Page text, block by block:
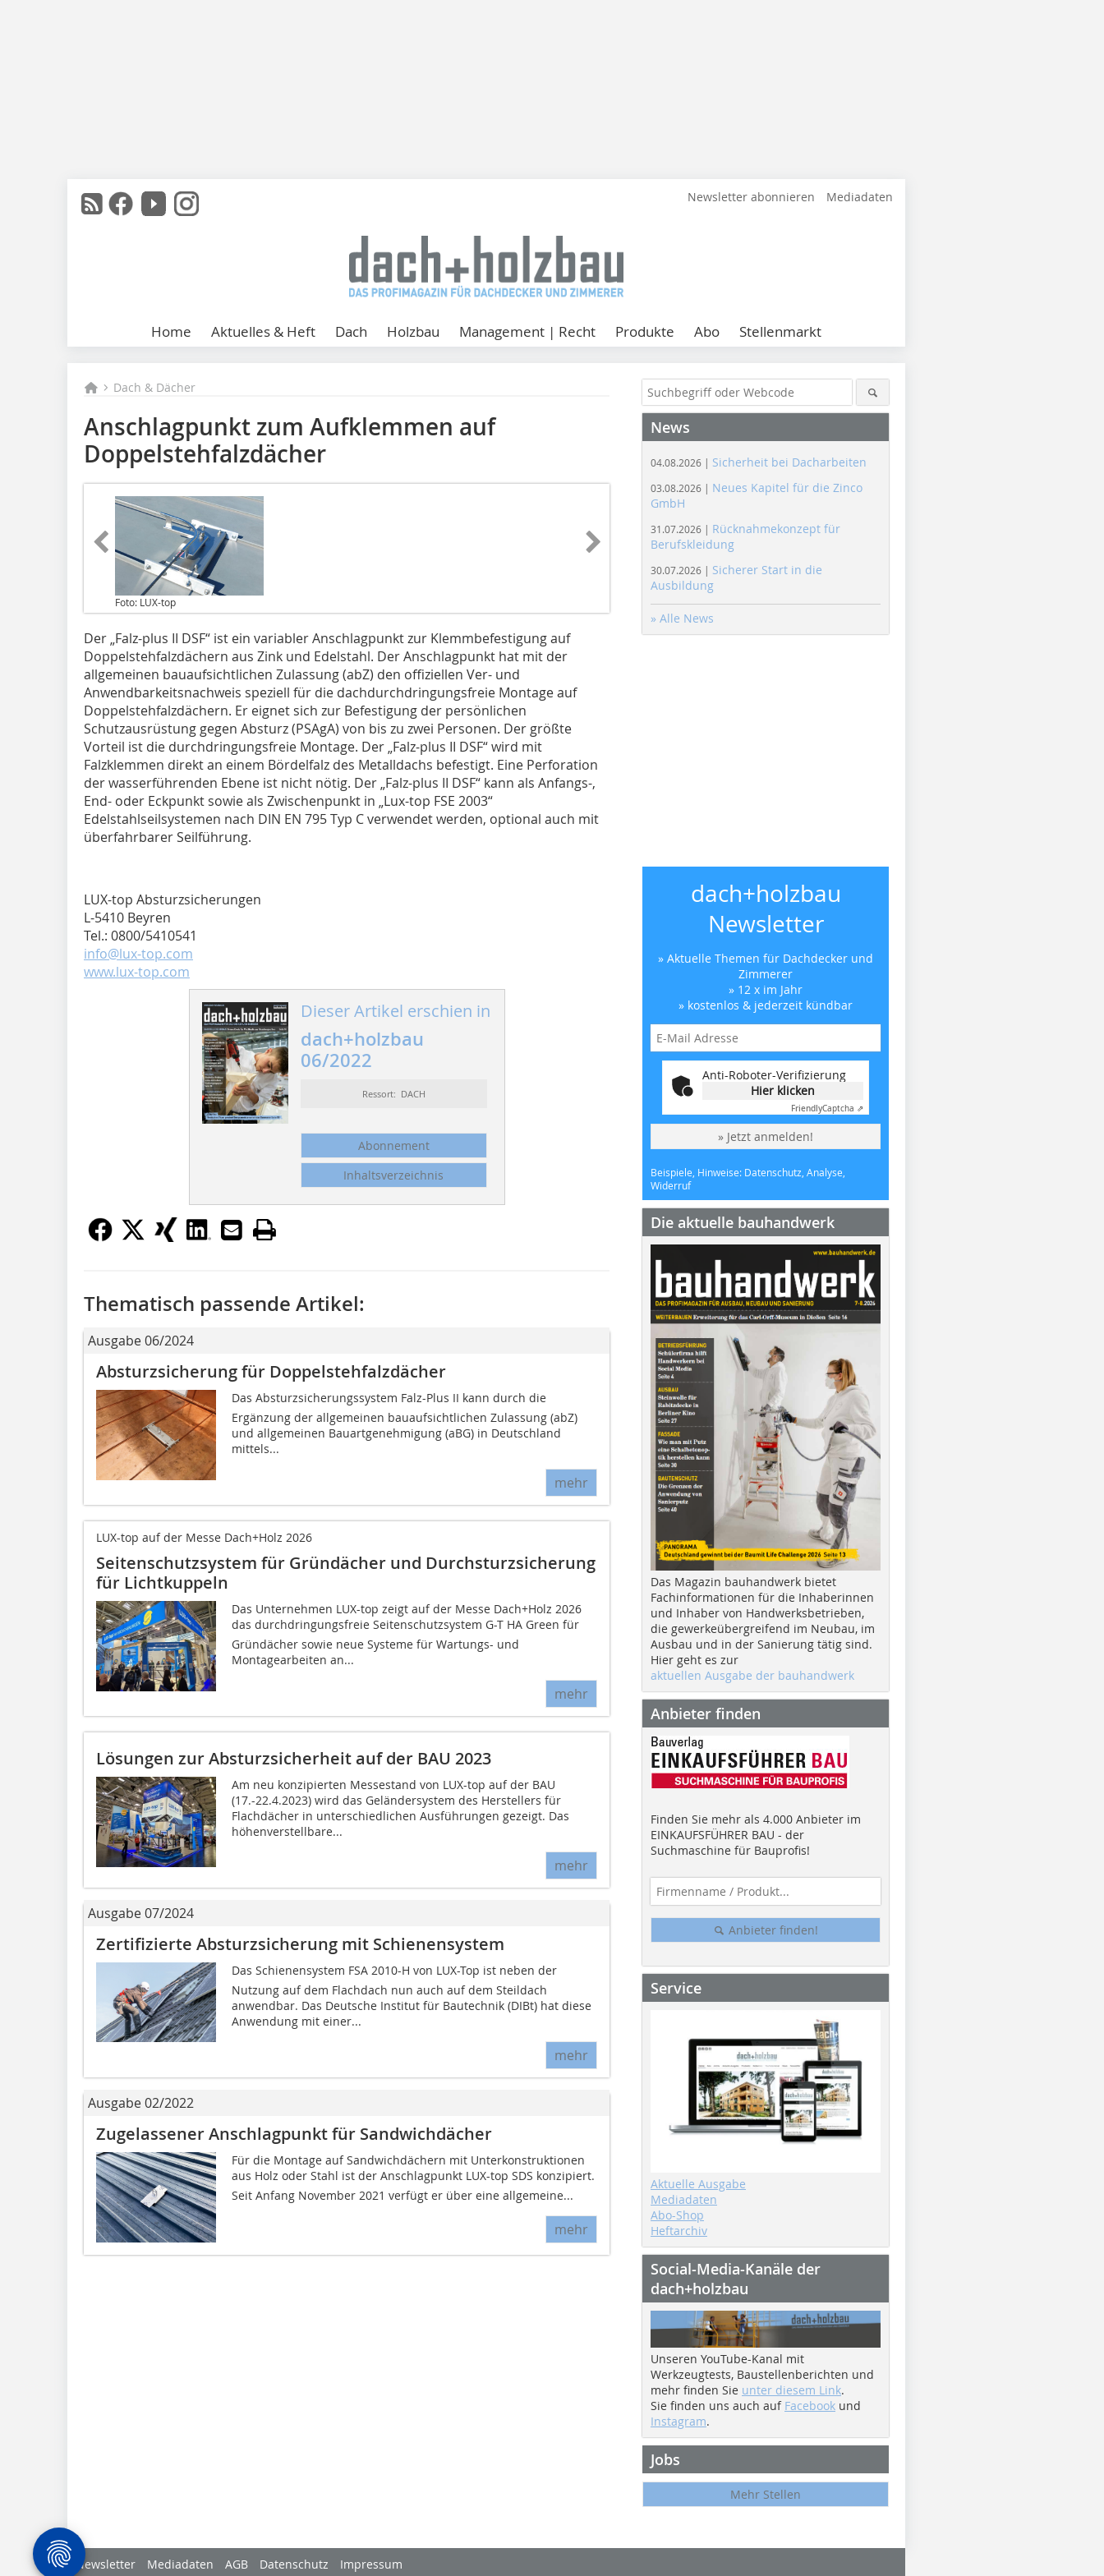
Newsletter abonnieren Mediadaten
Home Aktuelles & Heft Dach Holzbau Management | Recht Produkte Abo Stellenmarkt
Dach & Dächer
Anschlagpunkt zum Aufklemmen auf
Doppelstehfalzdächer
Foto: LUX-top
Der „Falz-plus II DSF“ ist ein variabler Anschlagpunkt zur Klemmbefestigung auf
Doppelstehfalzdächern aus Zink und Edelstahl. Der Anschlagpunkt hat mit der
allgemeinen bauaufsichtlichen Zulassung (abZ) den offiziellen Ver- und
Anwendbarkeitsnachweis speziell für die dachdurchdringungsfreie Montage auf
Doppelstehfalzdächern. Er eignet sich zur Befestigung der persönlichen
Schutzausrüstung gegen Absturz (PSAgA) von bis zu zwei Personen. Der größte
Vorteil ist die durchdringungsfreie Montage. Der „Falz-plus II DSF“ wird mit
Falzklemmen direkt an einem Bördelfalz des Metalldachs befestigt. Eine Perforation
der wasserführenden Ebene ist nicht nötig. Der „Falz-plus II DSF“ kann als Anfangs-,
End- oder Eckpunkt sowie als Zwischenpunkt in „Lux-top FSE 2003“
Edelstahlseilsystemen nach DIN EN 795 Typ C verwendet werden, optional auch mit
überfahrbarer Seilführung.
LUX-top Absturzsicherungen
L-5410 Beyren
Tel.: 0800/5410541
info@lux-top.com
www.lux-top.com
Dieser Artikel erschien in
dach+holzbau
06/2022
Ressort: DACH
Abonnement
Inhaltsverzeichnis
Thematisch passende Artikel:
Ausgabe 06/2024
Absturzsicherung für Doppelstehfalzdächer
Das Absturzsicherungssystem Falz-Plus II kann durch die
Ergänzung der all­gemeinen bauaufsichtlichen Zulassung (abZ)
und allgemeinen Bauartgenehmigung (aBG) in Deutschland
mittels...
mehr
LUX-top auf der Messe Dach+Holz 2026
Seitenschutzsystem für Gründächer und Durchsturzsicherung
für Lichtkuppeln
Das Unternehmen LUX-top zeigt auf der Messe Dach+Holz 2026
das durchdringungsfreie Seitenschutzsystem G-T HA Green für
Gründächer sowie neue Systeme für Wartungs- und
Montagearbeiten an...
mehr
Lösungen zur Absturzsicherheit auf der BAU 2023
Am neu konzipierten Messestand von LUX-top auf der BAU
(17.-22.4.2023) wird das Geländersystem des Herstellers für
Flachdächer in unterschiedlichen Ausführungen gezeigt. Das
höhenverstellbare...
mehr
Ausgabe 07/2024
Zertifizierte Absturzsicherung mit Schienensystem
Das Schienensystem FSA 2010-H von LUX-Top ist neben der
Nutzung auf dem Flachdach nun auch auf dem Steildach
anwendbar. Das Deutsche Institut für Bautechnik (DIBt) hat diese
Anwendung mit einer...
mehr
Ausgabe 02/2022
Zugelassener Anschlagpunkt für Sandwichdächer
Für die Montage auf Sandwichdächern mit Unterkonstruktionen
aus Holz oder Stahl ist der Anschlagpunkt LUX-top SDS konzipiert.
Seit Anfang November 2021 verfügt er über eine allgemeine...
mehr
News
04.08.2026 | Sicherheit bei Dacharbeiten
03.08.2026 | Neues Kapitel für die Zinco
GmbH
31.07.2026 | Rücknahmekonzept für
Berufskleidung
30.07.2026 | Sicherer Start in die
Ausbildung
» Alle News
dach+holzbau
Newsletter
» Aktuelle Themen für Dachdecker und
Zimmerer
» 12 x im Jahr
» kostenlos & jederzeit kündbar
Anti-Roboter-Verifizierung
Hier klicken
FriendlyCaptcha ⇗
» Jetzt anmelden!
Beispiele, Hinweise: Datenschutz, Analyse,
Widerruf
Die aktuelle bauhandwerk
Das Magazin bauhandwerk bietet
Fachinformationen für die Inhaberinnen
und Inhaber von Handwerksbetrieben,
die gewerkeübergreifend im Neubau, im
Ausbau und in der Sanierung tätig sind.
Hier geht es zur
aktuellen Ausgabe der bauhandwerk
Anbieter finden
Finden Sie mehr als 4.000 Anbieter im
EINKAUFSFÜHRER BAU - der
Suchmaschine für Bauprofis!
Anbieter finden!
Service
Aktuelle Ausgabe
Mediadaten
Abo-Shop
Heftarchiv
Social-Media-Kanäle der
dach+holzbau
Unseren YouTube-Kanal mit
Werkzeugtests, Baustellenberichten und
mehr finden Sie unter diesem Link.
Sie finden uns auch auf Facebook und
Instagram.
Jobs
Mehr Stellen
Newsletter Mediadaten AGB Datenschutz Impressum